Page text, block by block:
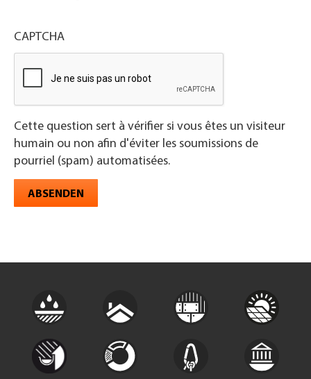
CAPTCHA
Cette question sert à vérifier si vous êtes un visiteur
humain ou non afin d'éviter les soumissions de
pourriel (spam) automatisées.
ABSENDEN